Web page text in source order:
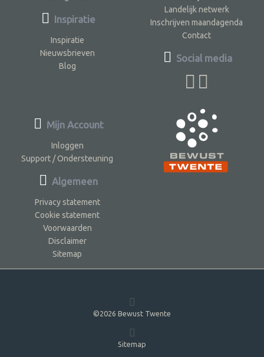
Inspiratie
Inspiratie
Nieuwsbrieven
Blog
Landelijk netwerk
Inschrijven maandagenda
Contact
Social media
Mijn Account
Inloggen
Support / Ondersteuning
Algemeen
Privacy statement
Cookie statement
Voorwaarden
Disclaimer
Sitemap
©2026 Bewust Twente
Sitemap